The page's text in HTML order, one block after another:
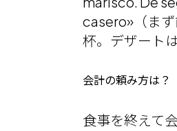
casero»（ま
杯。デザート
会計の頼み方は？
食事を終えて